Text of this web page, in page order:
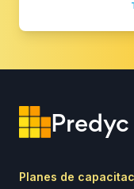
Predyc
Planes de